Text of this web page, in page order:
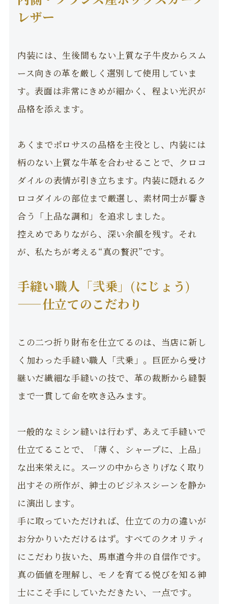
レザー
内装には、生後間もない上質な子牛皮からスム
ース向きの革を厳しく選別して使用していま
す。表面は非常にきめが細かく、程よい光沢が
品格を添えます。
あくまでポロサスの品格を主役とし、内装には
柄のない上質な牛革を合わせることで、クロコ
ダイルの表情が引き立ちます。内装に隠れるク
ロコダイルの部位まで厳選し、素材同士が響き
合う「上品な調和」を追求しました。
控えめでありながら、深い余韻を残す。それ
が、私たちが考える“真の贅沢”です。
手縫い職人「弐乗」(にじょう)
——仕立てのこだわり
この二つ折り財布を仕立てるのは、当店に新し
く加わった手縫い職人「弐乗」。巨匠から受け
継いだ繊細な手縫いの技で、革の裁断から縫製
まで一貫して命を吹き込みます。
一般的なミシン縫いは行わず、あえて手縫いで
仕立てることで、「薄く、シャープに、上品」
な出来栄えに。スーツの中からさりげなく取り
出すその所作が、紳士のビジネスシーンを静か
に演出します。
手に取っていただければ、仕立ての力の違いが
お分かりいただけるはず。すべてのクオリティ
にこだわり抜いた、馬車道今井の自信作です。
真の価値を理解し、モノを育てる悦びを知る紳
士にこそ手にしていただきたい、一点です。